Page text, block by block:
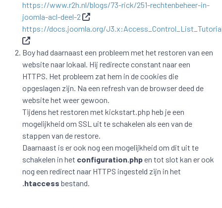
https://www.r2h.nl/blogs/73-rick/251-rechtenbeheer-in-
joomla-acl-deel-2
https://docs.joomla.org/
Boy had daarnaast een probleem met het restoren van een
website naar lokaal. Hij redirecte constant naar een
HTTPS. Het probleem zat hem in de cookies die
opgeslagen zijn. Na een refresh van de browser deed de
website het weer gewoon.
Tijdens het restoren met kickstart.php heb je een
mogelijkheid om SSL uit te schakelen als een van de
stappen van de restore.
Daarnaast is er ook nog een mogelijkheid om dit uit te
schakelen in het configuration.phpen tot slot kan er ook
nog een redirect naar HTTPS ingesteld zijn in het
.htaccess bestand.